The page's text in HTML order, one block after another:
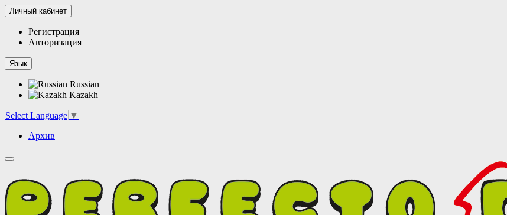
Личный кабинет
Регистрация
Авторизация
Язык
Russian
Kazakh
Select Language ▼
Архив